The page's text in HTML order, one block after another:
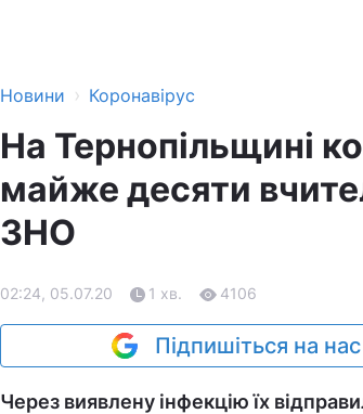
Новини › Коронавірус
На Тернопільщині
майже десяти
ЗНО
02:24, 05.07.20 1 хв. 4106
Підпишіться на
Через виявлену інфекцію їх